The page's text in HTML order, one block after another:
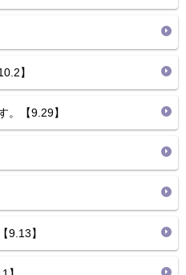
】
。【9.29】
9.13】